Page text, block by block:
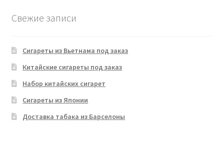
Свежие записи
Сигареты из Вьетнама под заказ
Китайские сигареты под заказ
Набор китайских сигарет
Сигареты из Японии
Доставка табака из Барселоны